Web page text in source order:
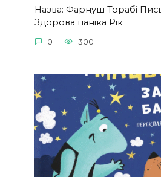
Назва: Фарнуш Торабі
Здорова паніка Рік
0 300